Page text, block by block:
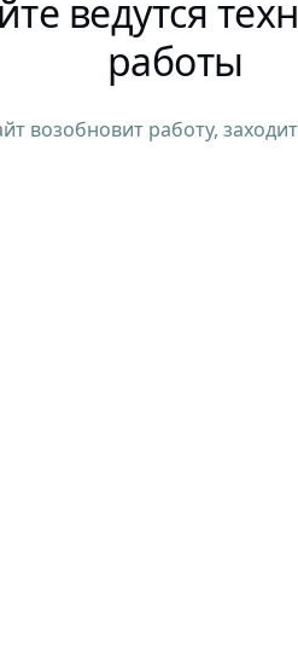
ведутся
работы
возобновит работу,